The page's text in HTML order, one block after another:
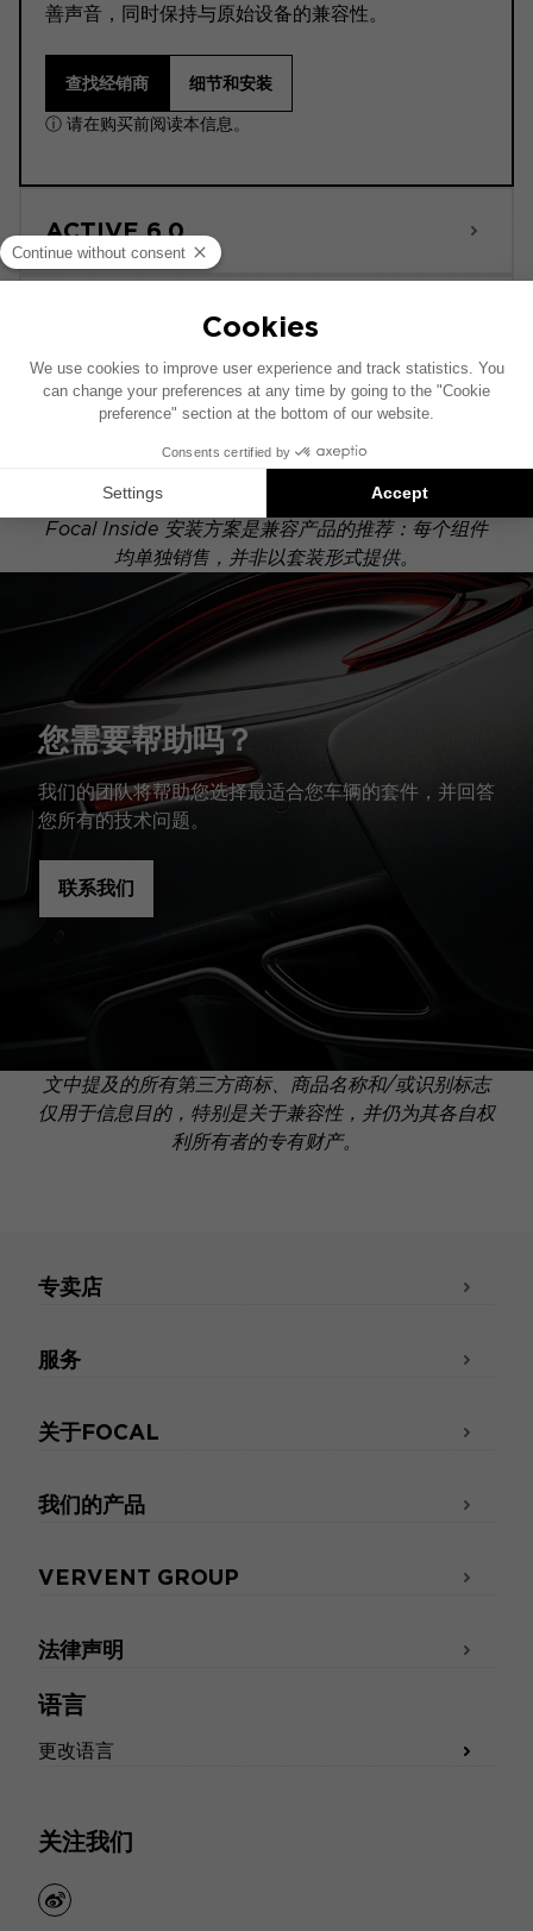
善声音，同时保持与原始设备的兼容性。
查找经销商 细节和安装
ⓘ 请在购买前阅读本信息。
ACTIVE 6.0
此安装示意图基于配有原厂音响系统的车辆绘制。如果
您的车辆配有特定的高保真选装配置，图中所示组件的
位置可能会有所不同。
Focal Inside 安装方案是兼容产品的推荐：每个组件
均单独销售，并非以套装形式提供。
您需要帮助吗？
我们的团队将帮助您选择最适合您车辆的套件，并回答
您所有的技术问题。
联系我们
文中提及的所有第三方商标、商品名称和/或识别标志
仅用于信息目的，特别是关于兼容性，并仍为其各自权
利所有者的专有财产。
语言
更改语言
关注我们
weibo
专卖店
服务
关于FOCAL
我们的产品
VERVENT GROUP
法律声明